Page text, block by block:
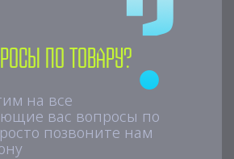
по товару?
на все
вас вопросы по
позвоните нам